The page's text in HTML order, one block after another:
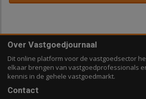
Over Vastgoedjournaal
Dit online platform voor de vastgoedsector
elkaar brengen van vastgoedprofessionals
kennis in de gehele vastgoedmarkt.
Contact